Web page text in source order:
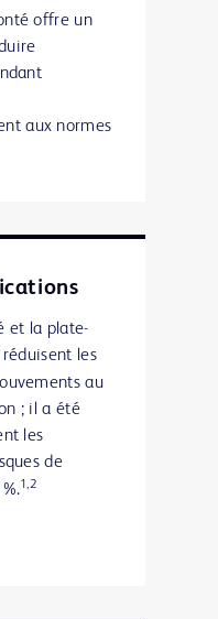
offre un
aux normes
et la plate-
réduisent les
au
; il a été
les
de
1,2